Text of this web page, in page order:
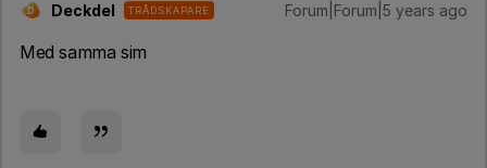
D Deckdel TRÅDSKAPARE Forum|Forum|5 years ago
Med samma sim